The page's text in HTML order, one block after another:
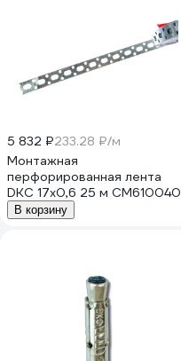
5 832 ₽233.28 ₽/м
Монтажная
перфорированная лента
DKC 17х0,6 25 м CM610040
В корзину